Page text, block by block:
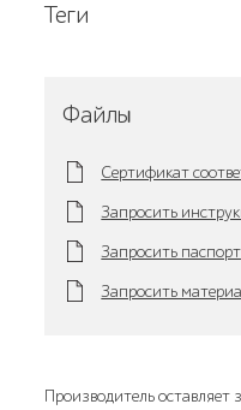
Теги
Файлы
Сертификат
Запросить
Запросить паспорт
Запросить
Производитель оставляет